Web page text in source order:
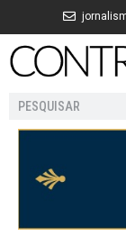
para
Pesquisar